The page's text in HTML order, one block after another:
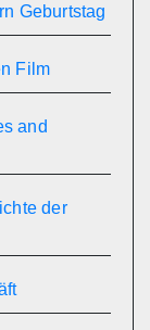
Geburtstag
Film
and
der